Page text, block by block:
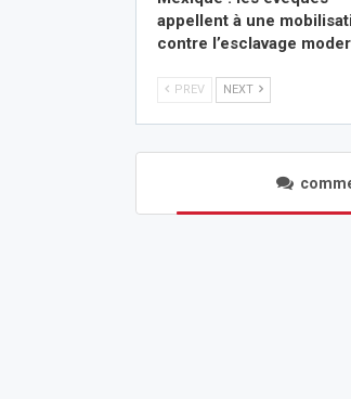
appellent à une
contre l’esclavage
PREV NEXT